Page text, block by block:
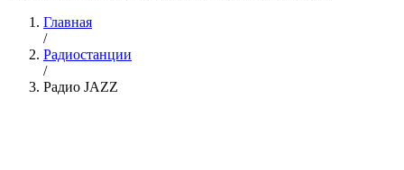
Главная
/
Радиостанции
/
Радио JAZZ